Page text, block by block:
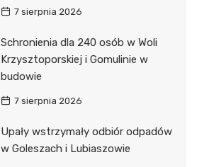
7 sierpnia 2026
Schronienia dla 240 osób w Woli
Krzysztoporskiej i Gomulinie w
budowie
7 sierpnia 2026
Upały wstrzymały odbiór odpadów
w Goleszach i Lubiaszowie